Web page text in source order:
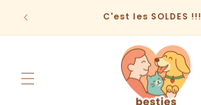
passer
contenu
C'est les SOLDES !!!